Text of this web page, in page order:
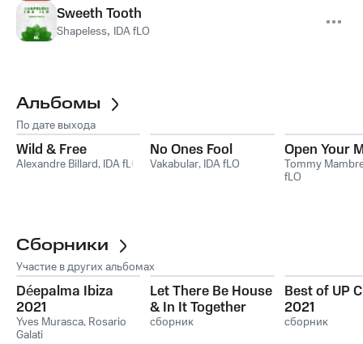
Sweeth Tooth
Shapeless, IDA fLO
Альбомы
По дате выхода
Wild & Free
Alexandre Billard, IDA fLO
No Ones Fool
Vakabular, IDA fLO
Open Your
Tommy
fLO
Сборники
Участие в других альбомах
Déepalma Ibiza
2021
Yves Murasca, Rosario
Galati
Let There Be House
& In It Together
Records - The
сборник
Best of UP
2021
сборник